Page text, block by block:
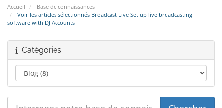
Accueil
Base de connaissances
Voir les articles sélectionnés Broadcast Live Set up live broadcasting
software with DJ Accounts
Catégories